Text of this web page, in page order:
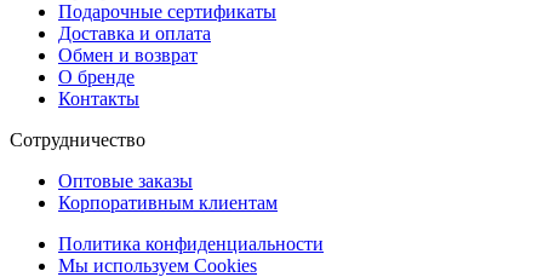
Подарочные сертификаты
Доставка и оплата
Обмен и возврат
О бренде
Контакты
Сотрудничество
Оптовые заказы
Корпоративным клиентам
Политика конфиденциальности
Мы используем Cookies